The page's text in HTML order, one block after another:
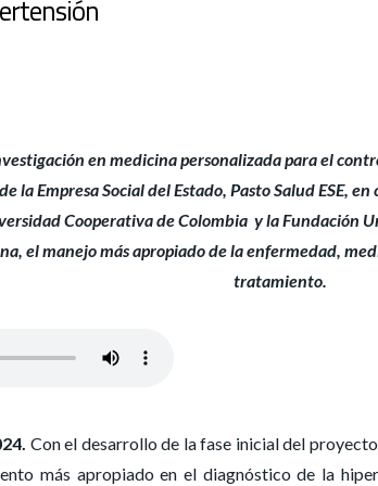
en medicina personalizada para el
la Empresa Social del Estado, Pasto Salud ESE,
Cooperativa de Colombia y la Fundación
el manejo más apropiado de la enfermedad,
tratamiento.
Con el desarrollo de la fase inicial del
más apropiado en el diagnóstico de la